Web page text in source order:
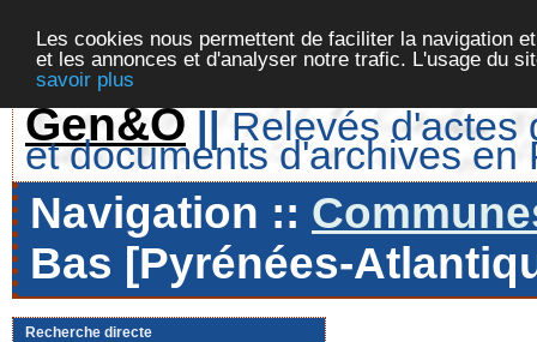
Les cookies nous permettent de faciliter la navigation
et les annonces et d'analyser notre trafic. L'usage du
savoir plus
Gen&O || Relevés d'actes
et documents d'archives en
Navigation ::
Bas [Pyrénées-
Recherche directe